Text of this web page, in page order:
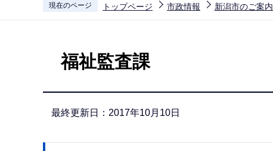
現在のページ トップページ 市政情報 新潟市のご案内
福祉監査課
最終更新日：2017年10月10日